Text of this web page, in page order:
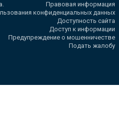
Правовая информация
конфиденциальных данных
Доступность сайта
Доступ к информации
Предупреждение о мошенничестве
Подать жалобу